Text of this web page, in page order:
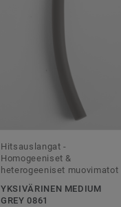
Hitsauslangat -
Homogeeniset &
heterogeeniset muovimatot
YKSIVÄRINEN MEDIUM
GREY 0861